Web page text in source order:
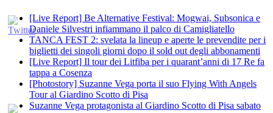
[Live Report] Be Alternative Festival: Mogwai, Subsonica e
Daniele Silvestri infiammano il palco di Camigliatello
TANCA FEST 2: svelata la lineup e aperte le prevendite per i
biglietti dei singoli giorni dopo il sold out degli abbonamenti
[Live Report] Il tour dei Litfiba per i quarant’anni di 17 Re fa
tappa a Cosenza
[Photostory] Suzanne Vega porta il suo Flying With Angels
Tour al Giardino Scotto di Pisa
Suzanne Vega protagonista al Giardino Scotto di Pisa sabato